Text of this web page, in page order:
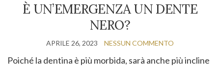
È UN’EMERGENZA UN DENTE
NERO?
APRILE 26, 2023 NESSUN COMMENTO
Poiché la dentina è più morbida, sarà anche più incline